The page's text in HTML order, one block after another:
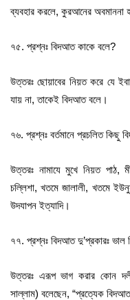
ব্যবহার করলে, কুরআনের অবমাননা
৭৫. প্রশ্নঃ বিদআত কাকে বলে?
উত্তরঃ ছোয়াবের নিয়ত করে যে
যায় না, তাকেই বিদআত বলে।
৭৬. প্রশ্নঃ বর্তমানে প্রচলিত কিছু
উত্তরঃ নামাযে মুখে নিয়ত পাঠ,
চল্লিশা, খতমে জালালী, খতমে
উদযাপন ইত্যাদি।
৭৭. প্রশ্নঃ বিদআত দু’প্রকারঃ
উত্তরঃ এরূপ ভাগ করার কোন
সাল্লাম) বলেছেন, “প্রত্যেক